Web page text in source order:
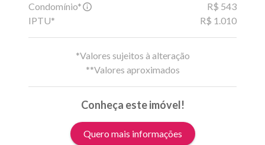
Condomínio*
R$ 543
IPTU*
R$ 1.010
*Valores sujeitos à alteração
**Valores aproximados
Conheça este imóvel!
Quero mais informações